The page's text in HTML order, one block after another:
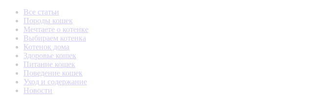
Все статьи
Породы кошек
Мечтаете о котенке
Выбираем котенка
Котенок дома
Здоровье кошек
Питание кошек
Поведение кошек
Уход и содержание
Новости